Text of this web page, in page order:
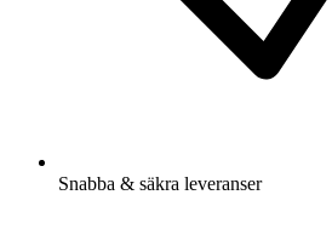
Snabba & säkra leveranser